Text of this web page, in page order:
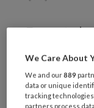
Een auto
misschien
tandarts
Breugel tot
We Care About
We and our889
data or unique
tracking
partners process